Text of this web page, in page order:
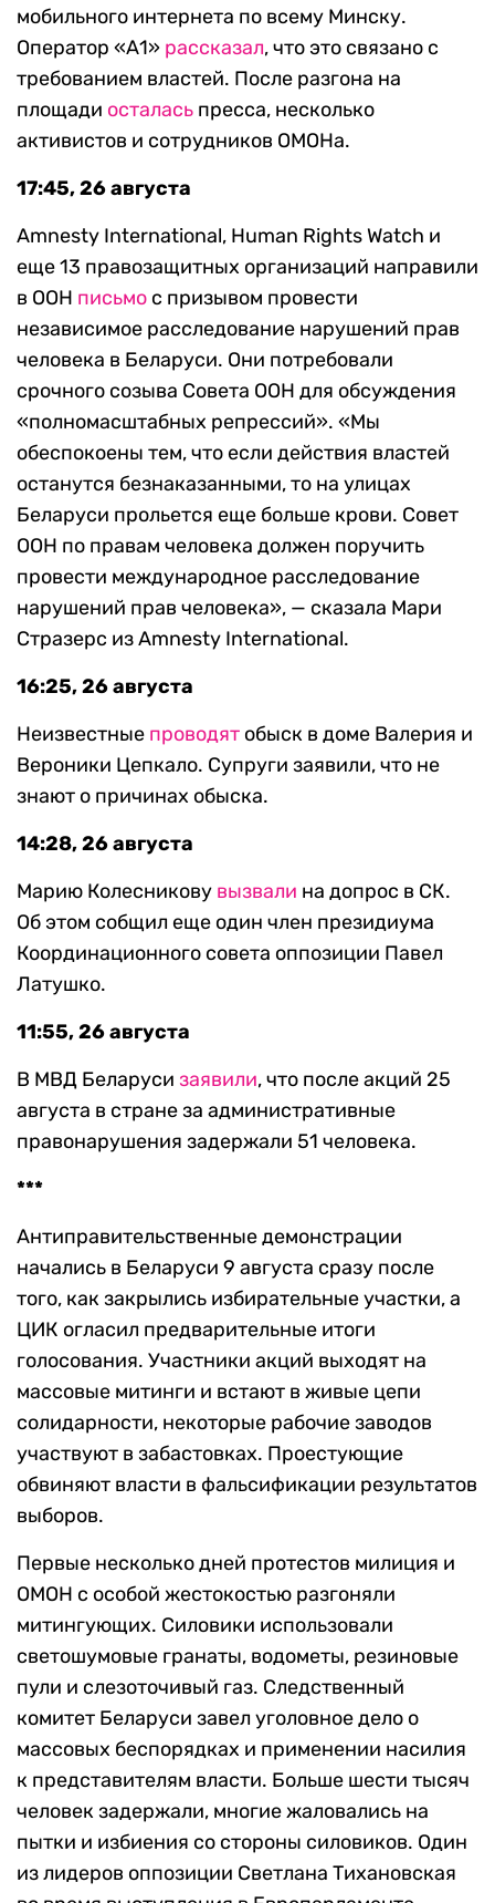
мобильного интернета по всему Минску.
Оператор «А1» рассказал, что это связано с
требованием властей. После разгона на
площади осталась пресса, несколько
активистов и сотрудников ОМОНа.
17:45, 26 августа
Amnesty International, Human Rights Watch и
еще 13 правозащитных организаций направили
в ООН письмо с призывом провести
независимое расследование нарушений прав
человека в Беларуси. Они потребовали
срочного созыва Совета ООН для обсуждения
«полномасштабных репрессий». «Мы
обеспокоены тем, что если действия властей
останутся безнаказанными, то на улицах
Беларуси прольется еще больше крови. Совет
ООН по правам человека должен поручить
провести международное расследование
нарушений прав человека», — сказала Мари
Стразерс из Amnesty International.
16:25, 26 августа
Неизвестные проводят обыск в доме Валерия и
Вероники Цепкало. Супруги заявили, что не
знают о причинах обыска.
14:28, 26 августа
Марию Колесникову вызвали на допрос в СК.
Об этом собщил еще один член президиума
Координационного совета оппозиции Павел
Латушко.
11:55, 26 августа
В МВД Беларуси заявили, что после акций 25
августа в стране за административные
правонарушения задержали 51 человека.
***
Антиправительственные демонстрации
начались в Беларуси 9 августа сразу после
того, как закрылись избирательные участки, а
ЦИК огласил предварительные итоги
голосования. Участники акций выходят на
массовые митинги и встают в живые цепи
солидарности, некоторые рабочие заводов
участвуют в забастовках. Проестующие
обвиняют власти в фальсификации результатов
выборов.
Первые несколько дней протестов милиция и
ОМОН с особой жестокостью разгоняли
митингующих. Силовики использовали
светошумовые гранаты, водометы, резиновые
пули и слезоточивый газ. Следственный
комитет Беларуси завел уголовное дело о
массовых беспорядках и применении насилия
к представителям власти. Больше шести тысяч
человек задержали, многие жаловались на
пытки и избиения со стороны силовиков. Один
из лидеров оппозиции Светлана Тихановская